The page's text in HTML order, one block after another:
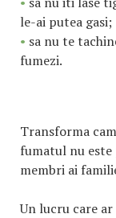
le-ai putea gasi;
• sa nu te
fumezi.
Transforma
fumatul nu este
membri ai
Un lucru care